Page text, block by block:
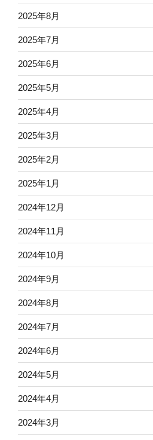
2025年8月
2025年7月
2025年6月
2025年5月
2025年4月
2025年3月
2025年2月
2025年1月
2024年12月
2024年11月
2024年10月
2024年9月
2024年8月
2024年7月
2024年6月
2024年5月
2024年4月
2024年3月